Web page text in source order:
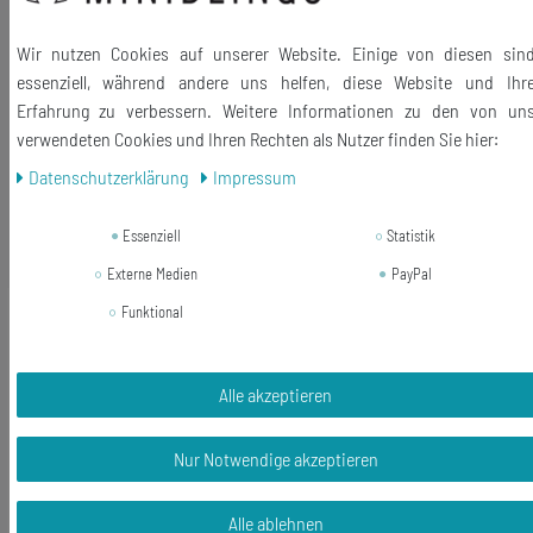
Größe: 8x7cm
Lieferumfang: 1 Schweißband
Ähnliche Artikel
Schweißband Pulswärmer mit
Miniblings Katze Tier sw
13,99 €
7,55 € *
inkl. ges. MwSt.zzgl.Versandkosten
Wir nutzen Cookies auf unserer Website. Einige von diesen
essenziell, während andere uns helfen, diese Website und
Erfahrung zu verbessern. Weitere Informationen zu den von
verwendeten Cookies und Ihren Rechten als Nutzer finden Sie hier:
Daten­schutz­erklärung
Impressum
Essenziell
Statistik
Externe Medien
PayPal
Funktional
Alle akzeptieren
Nur Notwendige akzeptieren
Alle ablehnen